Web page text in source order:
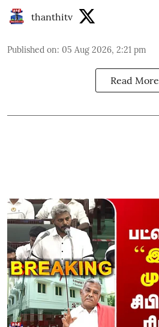
thanthitv
Published on: 05 Aug 2026, 2:21 pm
Read More